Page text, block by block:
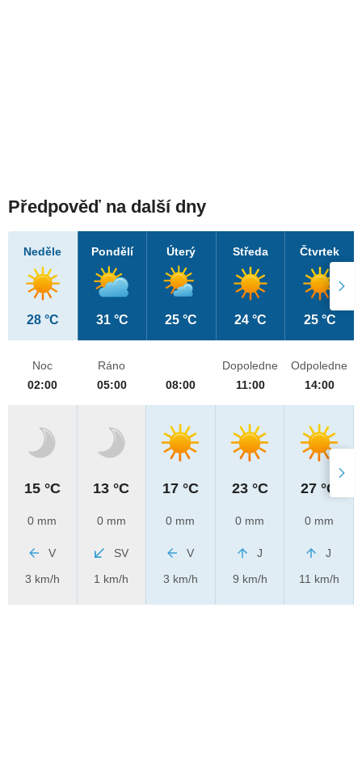
Předpověď na další dny
Neděle
28 °C
Pondělí
31 °C
Úterý
25 °C
Středa
24 °C
Čtvrtek
25 °C
Noc
02:00
15 °C
0 mm
V
3 km/h
Ráno
05:00
13 °C
0 mm
SV
1 km/h
08:00
17 °C
0 mm
V
3 km/h
Dopoledne
11:00
23 °C
0 mm
J
9 km/h
Odpoledne
14:00
27 °C
0 mm
J
11 km/h